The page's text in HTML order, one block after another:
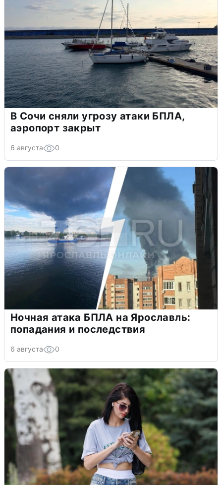
В Сочи сняли угрозу атаки БПЛА,
аэропорт закрыт
6 августа 0
Ночная атака БПЛА на Ярославль:
попадания и последствия
6 августа 0